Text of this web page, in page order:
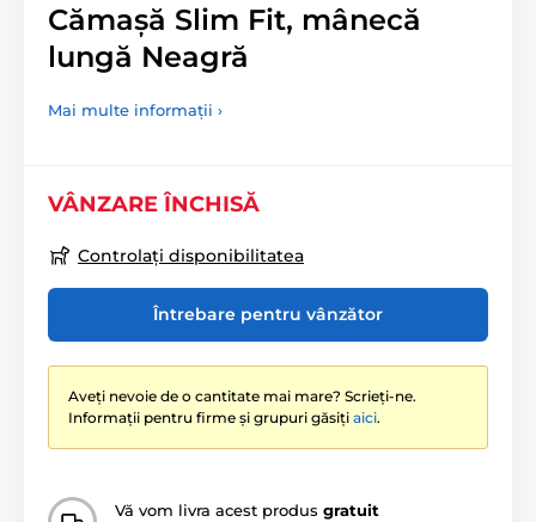
Cămașă Slim Fit, mânecă
lungă Neagră
Mai multe informații ›
VÂNZARE ÎNCHISĂ
Controlați disponibilitatea
Întrebare pentru vânzător
Aveți nevoie de o cantitate mai mare? Scrieți-ne.
Informații pentru firme și grupuri găsiți aici.
Vă vom livra acest produs gratuit